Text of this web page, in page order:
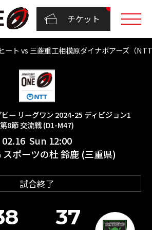
チケット
ート vs 三菱重工相模原ダイナボアーズ（
ー リーグワン 2024-25 ディビジョン1
第8節 交流戦 (D1-M47)
02.16 Sun 12:00
スポーツの杜 鈴鹿 (三重県)
試合終了
37